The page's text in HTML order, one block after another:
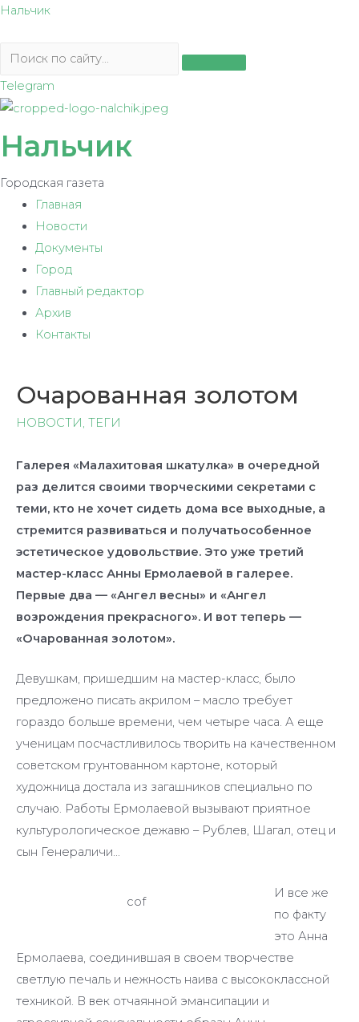
Перейти
содержимому
Нальчик
Telegram
Нальчик
Городская газета
Главная
Новости
Документы
Город
Главный редактор
Архив
Контакты
Очарованная золотом
НОВОСТИ, ТЕГИ
Галерея «Малахитовая шкатулка» в очередной
раз делится своими творческими секретами с
теми, кто не хочет сидеть дома все выходные, а
стремится развиваться и получатьособенное
эстетическое удовольствие. Это уже третий
мастер-класс Анны Ермолаевой в галерее.
Первые два — «Ангел весны» и «Ангел
возрождения прекрасного». И вот теперь —
«Очарованная золотом».
Девушкам, пришедшим на мастер-класс, было
предложено писать акрилом – масло требует
гораздо больше времени, чем четыре часа. А еще
ученицам посчастливилось творить на качественном
советском грунтованном картоне, который
художница достала из загашников специально по
случаю. Работы Ермолаевой вызывают приятное
культурологическое дежавю – Рублев, Шагал, отец и
сын Генераличи…
cof
И все же
по факту
это Анна
Ермолаева, соединившая в своем творчестве
светлую печаль и нежность наива с высококлассной
техникой. В век отчаянной эмансипации и